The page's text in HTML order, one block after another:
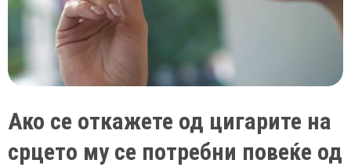
Ако се откажете од цигарите на
срцето му се потребни повеќе од